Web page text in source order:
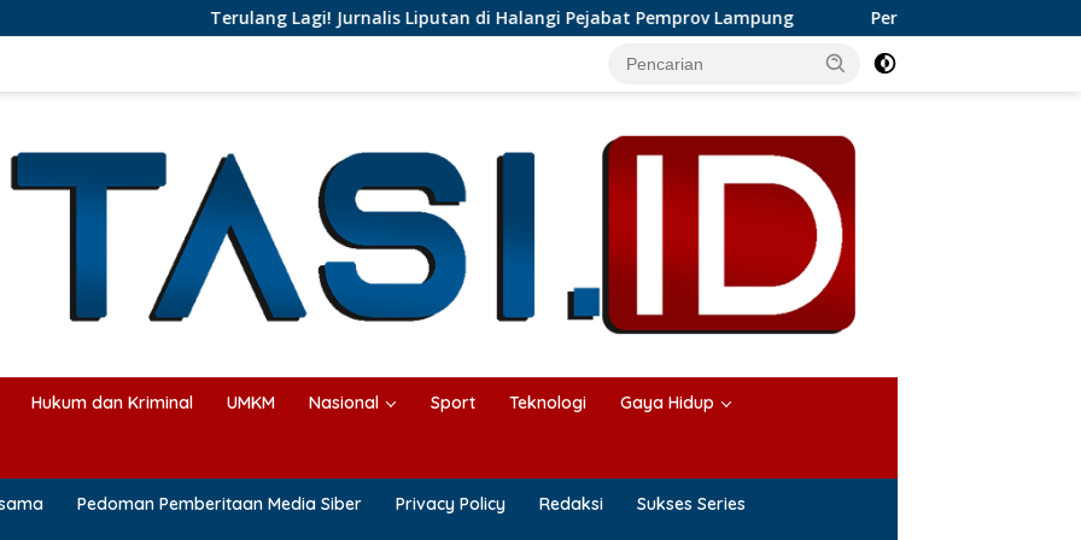
Terulang Lagi! Jurnalis Liputan di Halangi Pejabat Pemprov Lampung Perkembangan Bisnis Karangan
Hukum dan Kriminal UMKM Nasional Sport Teknologi Gaya Hidup
Pedoman Pemberitaan Media Siber Privacy Policy Redaksi Sukses Series